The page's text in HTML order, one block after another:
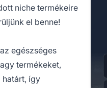
niche termékeire
el benne!
egészséges
termékeket,
határt, így